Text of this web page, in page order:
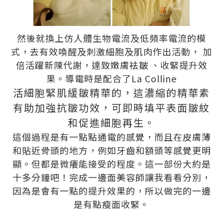
然後就換上仿人體生物電流及低頻率電流的模
式，去有效喚醒及刺激細胞及肌肉作出活動， 加
倍活躍新陳代謝，達致嫩膚袪皺 、收緊提升效
果。導電時是配合了La Colline
活細胞緊肌緩皺精華的，這濃縮的精華素
有助加強抗皺功效，可即時填平表面皺紋
和促進細胞再生。
這個過程是有一點點通電的感覺，而且在皮膚薄
和貼近骨頭的地方，例如牙齒和額頭等感覺更明
顯。但都是微癢能接受的程度。這一部份大約是
十多分鐘吧！完成一邊面美容師讓我看看分別，
因為是會有一點的提升效果的，所以做完的一邊
是有點瘦面收緊。